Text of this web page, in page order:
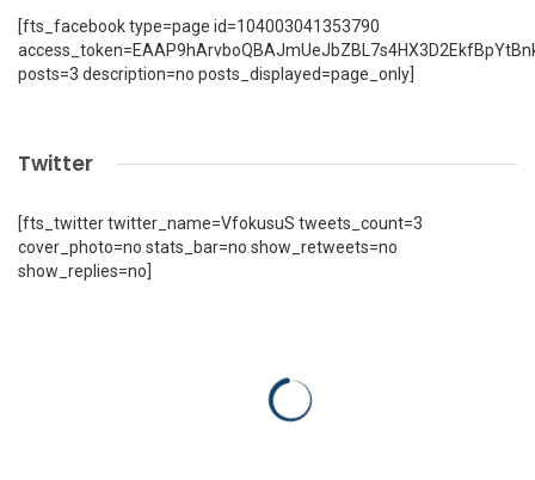
[fts_facebook type=page id=104003041353790
posts=3 description=no posts_displayed=page_only]
Twitter
[fts_twitter twitter_name=VfokusuS tweets_count=3
cover_photo=no stats_bar=no show_retweets=no
show_replies=no]